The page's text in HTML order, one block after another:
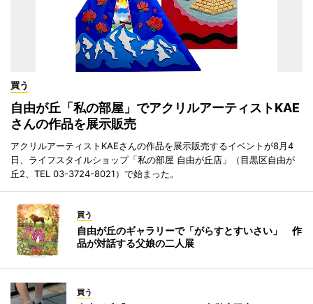
買う
自由が丘「私の部屋」でアクリルアーティストKAE
さんの作品を展示販売
アクリルアーティストKAEさんの作品を展示販売するイベントが8月4
日、ライフスタイルショップ「私の部屋 自由が丘店」（目黒区自由が
丘2、TEL 03-3724-8021）で始まった。
買う
自由が丘のギャラリーで「がらすとすいさい」 作
品が対話する父娘の二人展
買う